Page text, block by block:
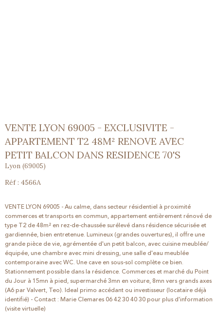
VENTE LYON 69005 - EXCLUSIVITE -
APPARTEMENT T2 48M² RENOVE AVEC
PETIT BALCON DANS RESIDENCE 70'S
Lyon (69005)
Réf : 4566A
VENTE LYON 69005 - Au calme, dans secteur résidentiel à proximité
commerces et transports en commun, appartement entièrement rénové de
type T2 de 48m² en rez-de-chaussée surélevé dans résidence sécurisée et
gardiennée, bien entretenue. Lumineux (grandes ouvertures), il offre une
grande pièce de vie, agrémentée d'un petit balcon, avec cuisine meublée/
équipée, une chambre avec mini dressing, une salle d'eau meublée
contemporaine avec WC. Une cave en sous-sol complète ce bien.
Stationnement possible dans la résidence. Commerces et marché du Point
du Jour à 15mn à pied, supermarché 3mn en voiture, 8mn vers grands axes
(A6 par Valvert, Teo). Ideal primo accédant ou investisseur (locataire déjà
identifié) - Contact : Marie Clemares 06 42 30 40 30 pour plus d'information
(visite virtuelle)